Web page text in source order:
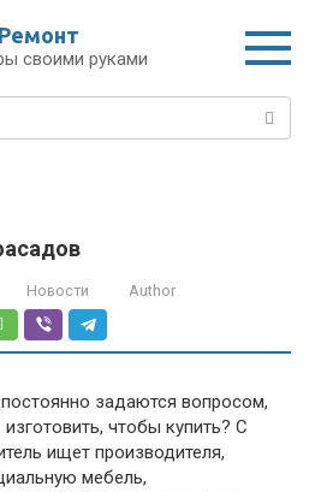
своими руками
Новости Author
задаются вопросом,
чтобы купить? С
ищет производителя,
мебель,